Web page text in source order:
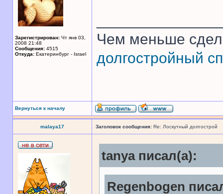
Зарегистрирован: Чт янв 03,
2008 21:48
Сообщения: 4515
Откуда: Екатеринбург - Israel
Чем меньше
долгостройный
Вернуться к началу
malaya17 Заголовок сообщения: Re: Лоскутный долгострой
tanya писал(а):
Regenbogen